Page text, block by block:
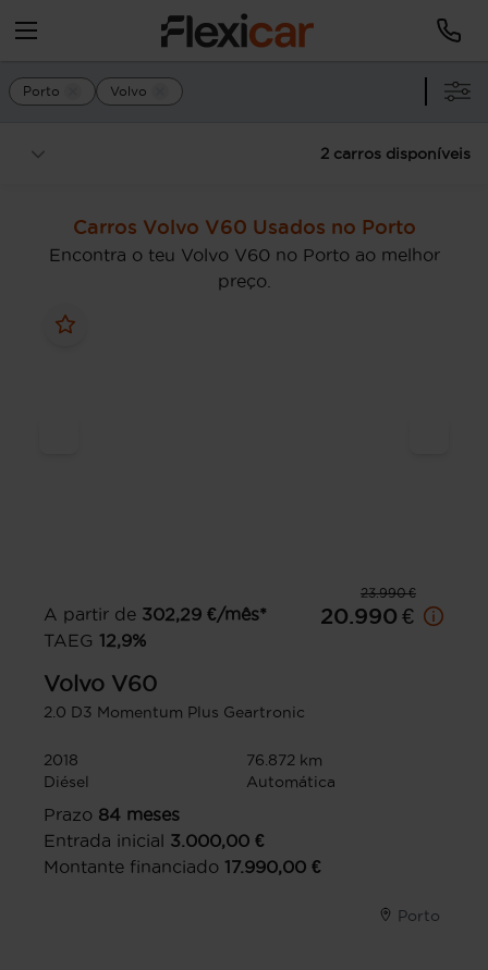
Porto Volvo
2 carros disponíveis
Carros Volvo V60 Usados no Porto
Encontra o teu Volvo V60 no Porto ao melhor
preço.
23.990 €
A partir de 302,29 €/mês*
TAEG 12,9%
20.990 €
Volvo V60
2.0 D3 Momentum Plus Geartronic
2018
76.872 km
Diésel
Automática
Prazo 84 meses
Entrada inicial 3.000,00 €
Montante financiado 17.990,00 €
Porto